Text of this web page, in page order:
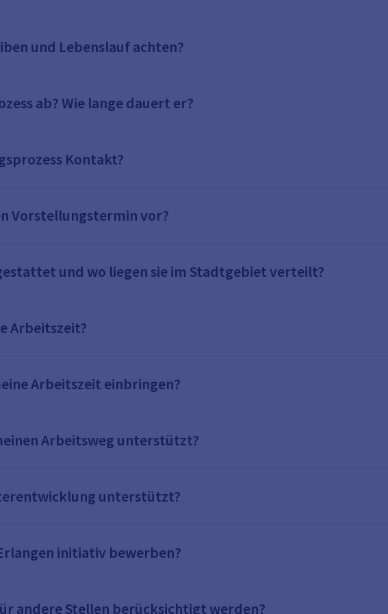
und Lebenslauf achten?
ab? Wie lange dauert er?
Kontakt?
Vorstellungstermin vor?
und wo liegen sie im Stadtgebiet verteilt?
Arbeitszeit?
Arbeitszeit einbringen?
Arbeitsweg unterstützt?
unterstützt?
initiativ bewerben?
andere Stellen berücksichtigt werden?